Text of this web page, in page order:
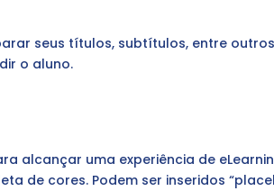
seus títulos, subtítulos, entre
o aluno.
alcançar uma experiência de
de cores. Podem ser inseridos